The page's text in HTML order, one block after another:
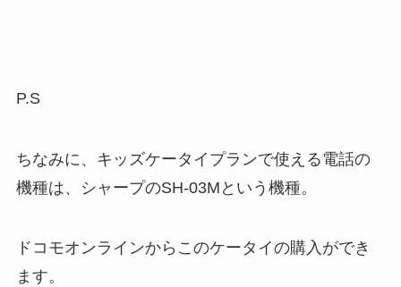
P.S
ちなみに、キッズケータイプランで使える電話の
機種は、シャープのSH-03Mという機種。
ドコモオンラインからこのケータイの購入ができ
ます。